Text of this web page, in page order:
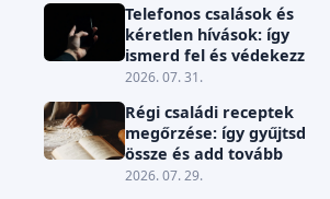
Telefonos csalások és
kéretlen hívások: így
ismerd fel és védekezz
2026. 07. 31.
Régi családi receptek
megőrzése: így gyűjtsd
össze és add tovább
2026. 07. 29.